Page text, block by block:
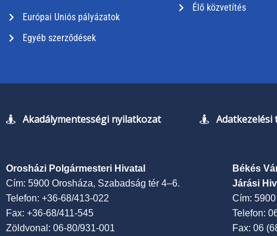
Európai Uniós pályázatok
Egyéb szerződések
Élő közvetítés
Akadálymentességi nyilatkozat
Orosházi Polgármesteri Hivatal
Cím: 5900 Orosháza, Szabadság tér 4–6.
Telefon: +36-68/413-022
Fax: +36-68/411-545
Zöldvonal: 06-80/931-001
Békés
Járási
Cím:
Telefon:
Fax: 06